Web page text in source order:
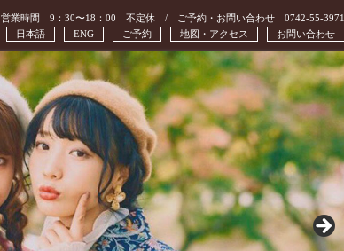
営業時間 9：30〜18：00 不定休 / ご予約・お問い合わせ 0742-55-3971
お問い合わせ
地図・アクセス
ご予約
ENG
日本語